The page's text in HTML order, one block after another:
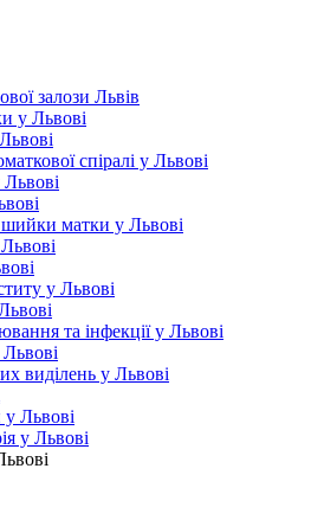
залози Львів
у Львові
спіралі у Львові
шийки матки у Львові
у Львові
та інфекції у Львові
виділень у Львові
Львові
у Львові